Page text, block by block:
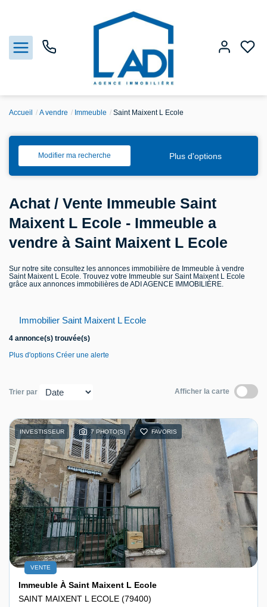
Vendre
Agences
Gestion
Contact
Accueil A vendre Immeuble Saint Maixent L Ecole
Modifier ma recherche Plus d'options
Achat / Vente Immeuble Saint
Maixent L Ecole - Immeuble a
vendre à Saint Maixent L Ecole
Sur notre site consultez les annonces immobilière de Immeuble à vendre
Saint Maixent L Ecole. Trouvez votre Immeuble sur Saint Maixent L Ecole
grâce aux annonces immobilières de ADI AGENCE IMMOBILIÈRE.
Immobilier Saint Maixent L Ecole
4 annonce(s) trouvée(s)
Plus d'options Créer une alerte
Trier par Afficher la carte
INVESTISSEUR 7 PHOTO(S) FAVORIS
VENTE
Immeuble À Saint Maixent L Ecole
SAINT MAIXENT L ECOLE (79400)